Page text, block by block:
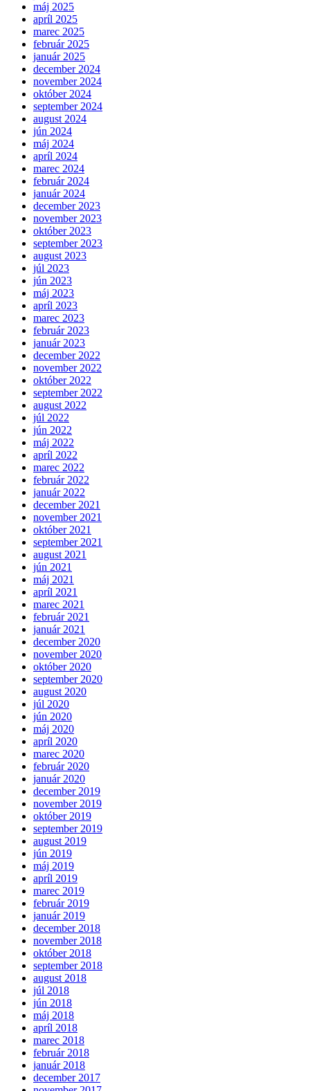
máj 2025
apríl 2025
marec 2025
február 2025
január 2025
december 2024
november 2024
október 2024
september 2024
august 2024
jún 2024
máj 2024
apríl 2024
marec 2024
február 2024
január 2024
december 2023
november 2023
október 2023
september 2023
august 2023
júl 2023
jún 2023
máj 2023
apríl 2023
marec 2023
február 2023
január 2023
december 2022
november 2022
október 2022
september 2022
august 2022
júl 2022
jún 2022
máj 2022
apríl 2022
marec 2022
február 2022
január 2022
december 2021
november 2021
október 2021
september 2021
august 2021
jún 2021
máj 2021
apríl 2021
marec 2021
február 2021
január 2021
december 2020
november 2020
október 2020
september 2020
august 2020
júl 2020
jún 2020
máj 2020
apríl 2020
marec 2020
február 2020
január 2020
december 2019
november 2019
október 2019
september 2019
august 2019
jún 2019
máj 2019
apríl 2019
marec 2019
február 2019
január 2019
december 2018
november 2018
október 2018
september 2018
august 2018
júl 2018
jún 2018
máj 2018
apríl 2018
marec 2018
február 2018
január 2018
december 2017